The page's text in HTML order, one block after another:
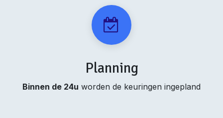
Planning
Binnen de 24u worden de keuringen ingepland